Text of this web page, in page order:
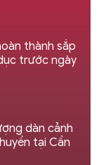
thành sắp
trước ngày
dàn cảnh
tại Cần